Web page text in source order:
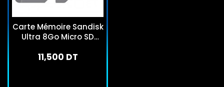
Carte Mémoire Sandisk
Ultra 8Go Micro SD
11,500 DT